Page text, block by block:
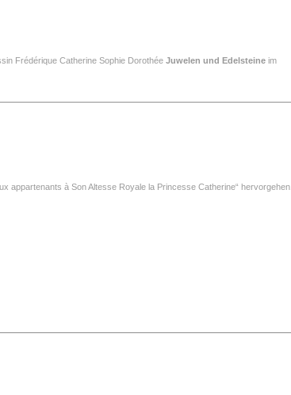
Frédérique Catherine Sophie Dorothée Juwelen und Edelsteine im
appartenants à Son Altesse Royale la Princesse Catherine“ hervorgehen.